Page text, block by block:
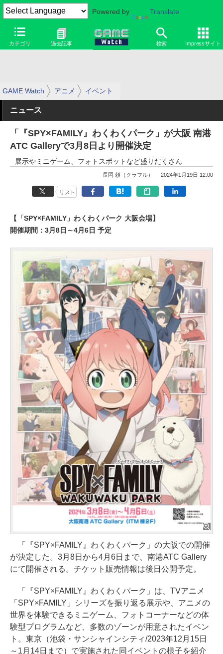
Powered by Translate
カテゴリ 過去記事 検索 Impressサイト
GAME Watch アニメ イベント
ニュース
「『SPY×FAMILY』わくわくパーク」が大阪 南港
ATC Galleryで3月8日より開催決定
展示やミニゲーム、フォトスポットなど盛りだくさん
長岡 頼（クラフル） 2024年1月19日 12:00
リスト
【「SPY×FAMILY」わくわくパーク 大阪会場】
開催期間：3月8日～4月6日 予定
「『SPY×FAMILY』わくわくパーク」の大阪での開催
が決定した。3月8日から4月6日まで、南港ATC Gallery
にて開催される。チケット販売情報は後日公開予定。
「『SPY×FAMILY』わくわくパーク」は、TVアニメ
「SPY×FAMILY」シリーズを振り返る展示や、アニメの
世界を体験できるミニゲーム、フォトコーナーなどの体
験型プログラムなど、多数のゾーンが用意されたイベン
ト。東京（池袋・サンシャインシティ/2023年12月15日
～1月14日まで）で実施された同イベントの様子を紹介